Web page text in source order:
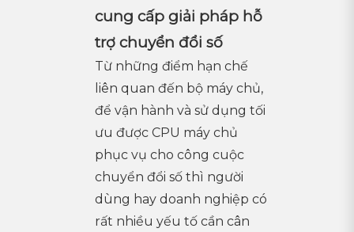
cung cấp giải pháp hỗ
trợ chuyển đổi số
Từ những điểm hạn chế
liên quan đến bộ máy chủ,
để vận hành và sử dụng tối
ưu được CPU máy chủ
phục vụ cho công cuộc
chuyển đổi số thì người
dùng hay doanh nghiệp có
rất nhiều yếu tố cần cân